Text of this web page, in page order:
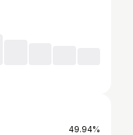
49.94%